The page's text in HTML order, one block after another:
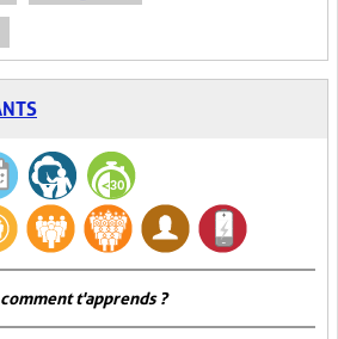
comment t'apprends ?